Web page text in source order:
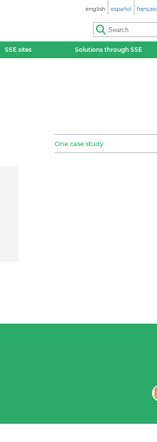
english español français
SSE sites Solutions through SSE
One case study